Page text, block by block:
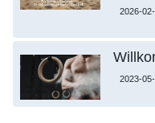
2026-
2023-